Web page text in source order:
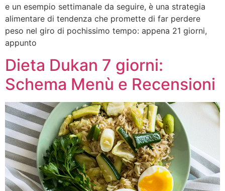
e un esempio settimanale da seguire, è una strategia
alimentare di tendenza che promette di far perdere
peso nel giro di pochissimo tempo: appena 21 giorni,
appunto
Dieta Dukan 7 giorni:
Schema Menù e Recensioni